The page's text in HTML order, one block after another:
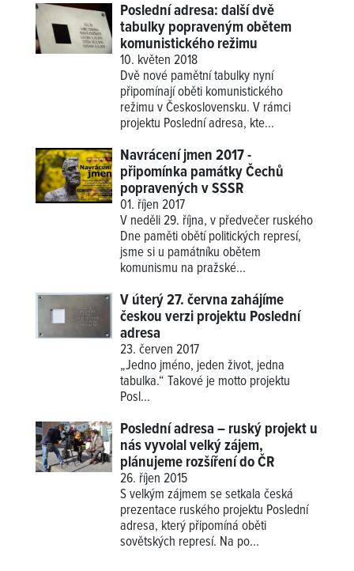
Poslední adresa: další dvě
tabulky popraveným obětem
komunistického režimu
10. květen 2018
Dvě nové pamětní tabulky nyní
připomínají oběti komunistického
režimu v Československu. V rámci
projektu Poslední adresa, kte...
Navrácení jmen 2017 -
připomínka památky Čechů
popravených v SSSR
01. říjen 2017
V neděli 29. října, v předvečer ruského
Dne paměti obětí politických represí,
jsme si u památníku obětem
komunismu na pražské...
V úterý 27. června zahájíme
českou verzi projektu Poslední
adresa
23. červen 2017
„Jedno jméno, jeden život, jedna
tabulka.“ Takové je motto projektu
Posl...
Poslední adresa – ruský projekt u
nás vyvolal velký zájem,
plánujeme rozšíření do ČR
26. říjen 2015
S velkým zájmem se setkala česká
prezentace ruského projektu Poslední
adresa, který připomíná oběti
sovětských represí. Na po...